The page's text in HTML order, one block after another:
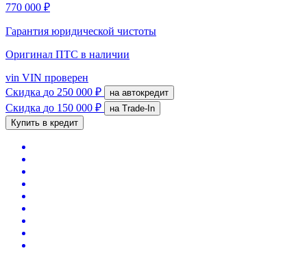
770 000 ₽
Гарантия юридической чистоты
Оригинал ПТС в наличии
vin VIN проверен
Скидка до 250 000 ₽ на автокредит
Скидка до 150 000 ₽
на Trade-In
Купить в кредит